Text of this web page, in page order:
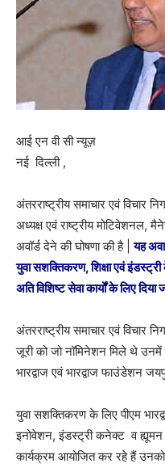
आई एन वी सी न्यूज़
नई दिल्ली ,
अंतरराष्ट्रीय समाचार एवं विचार
अध्यक्ष एवं राष्ट्रीय मोटिवेशनल,
अवॉर्ड देने की घोषणा की है |यह
युवा सशक्तिकरण, शिक्षा एवं
अति विशिष्ट सेवा कार्यों के लिए दिया
अंतरराष्ट्रीय समाचार एवं विचार
जूरी को जो नॉमिनेशन मिले थे
भारद्वाज एवं भारद्वाज फाउंडेशन
युवा सशक्तिकरण के लिए पीएम
इनोवेशन, इंडस्ट्री कनेक्ट व ह्यूमन
कार्यक्रम आयोजित कर रहे हैं उनको